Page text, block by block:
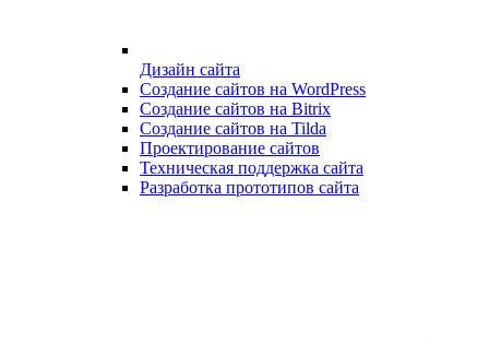
Дизайн сайта
Создание сайтов на WordPress
Создание сайтов на Bitrix
Создание сайтов на Tilda
Проектирование сайтов
Техническая поддержка сайта
Разработка прототипов сайта